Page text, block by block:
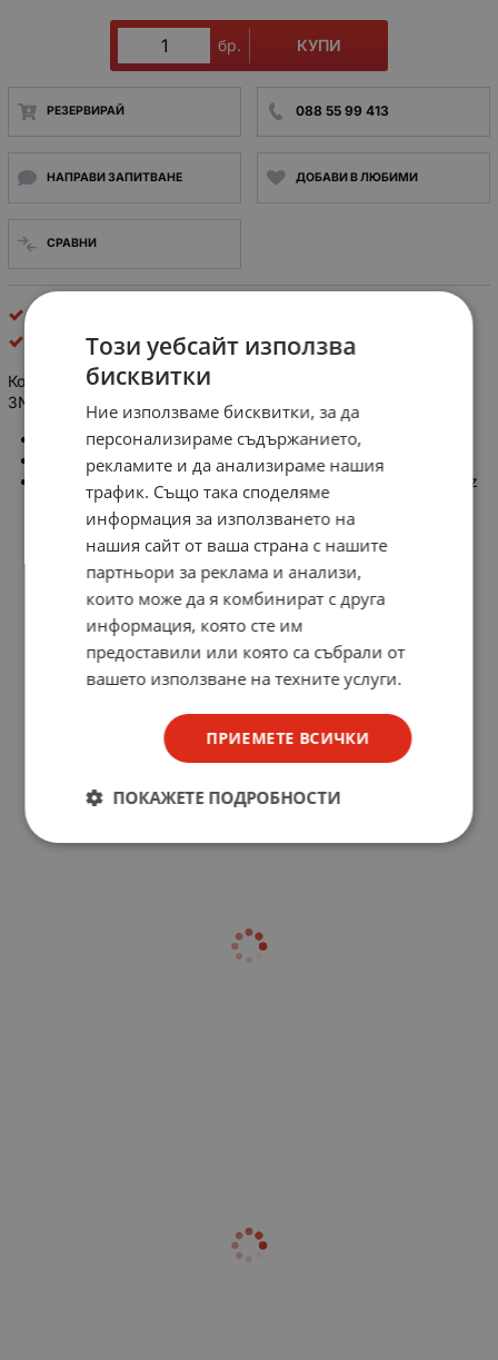
бр. КУПИ
РЕЗЕРВИРАЙ 088 55 99 413
НАПРАВИ ЗАПИТВАНЕ ДОБАВИ В ЛЮБИМИ
СРАВНИ
Siemens AG
Контактор 3TF31 01-0AM0 SIEMENS бобина 220V AC
3NO+1NC
Производител: SIEMENS, Германия
Контакти: 3NO AC3 5.5kW@380V +1NC
Управляващо напрежение: AC 220 V 50 Hz / 264 V 60 Hz
Този уебсайт използва
бисквитки
Ние използваме бисквитки, за да
персонализираме съдържанието,
рекламите и да анализираме нашия
трафик. Също така споделяме
информация за използването на
нашия сайт от ваша страна с нашите
партньори за реклама и анализи,
които може да я комбинират с друга
информация, която сте им
предоставили или която са събрали от
вашето използване на техните услуги.
ПРИЕМЕТЕ ВСИЧКИ
ПОКАЖЕТЕ ПОДРОБНОСТИ